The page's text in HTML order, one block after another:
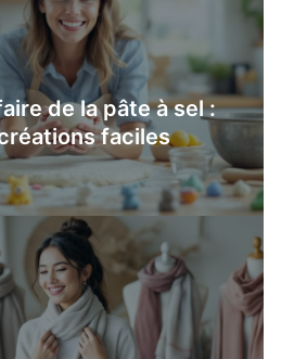
de la pâte à sel :
faciles